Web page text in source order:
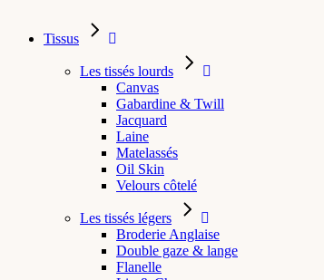
Tissus
Les tissés lourds
Canvas
Gabardine & Twill
Jacquard
Laine
Matelassés
Oil Skin
Velours côtelé
Les tissés légers
Broderie Anglaise
Double gaze & lange
Flanelle